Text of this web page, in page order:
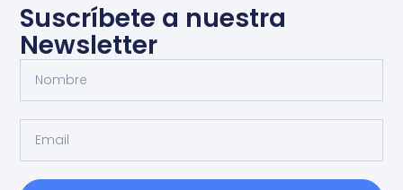
Suscríbete a nuestra
Newsletter